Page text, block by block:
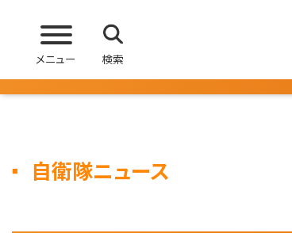
メニュー 検索
自衛隊ニュース